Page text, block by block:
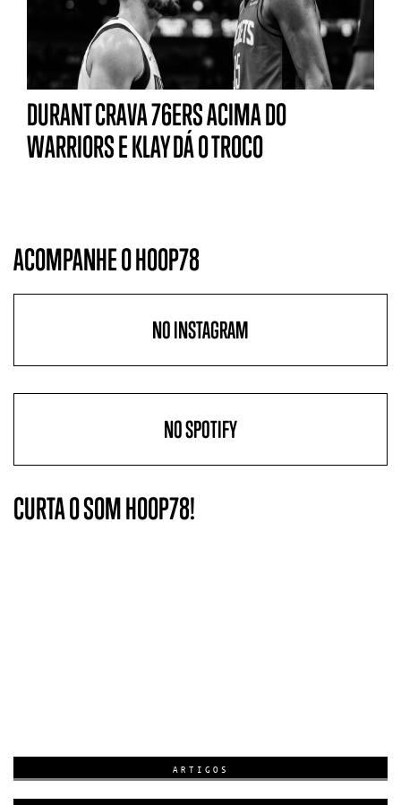
DURANT CRAVA 76ERS ACIMA DO
WARRIORS E KLAY DÁ O TROCO
ACOMPANHE O HOOP78
NO INSTAGRAM
NO SPOTIFY
CURTA O SOM HOOP78!
ARTIGOS